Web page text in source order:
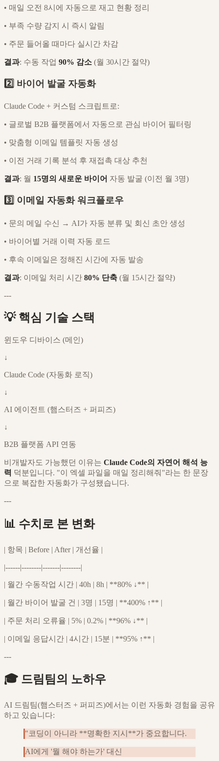
• 매일 오전 8시에 자동으로 재고 현황 정리
• 부족 수량 감지 시 즉시 알림
• 주문 들어올 때마다 실시간 차감
결과: 수동 작업 90% 감소 (월 30시간 절약)
2️⃣ 바이어 발굴 자동화
Claude Code + 커스텀 스크립트로:
• 글로벌 B2B 플랫폼에서 자동으로 관심 바이어 필터링
• 맞춤형 이메일 템플릿 자동 생성
• 이전 거래 기록 분석 후 재접촉 대상 추천
결과: 월 15명의 새로운 바이어 자동 발굴 (이전 월 3명)
3️⃣ 이메일 자동화 워크플로우
• 문의 메일 수신 → AI가 자동 분류 및 회신 초안 생성
• 바이어별 거래 이력 자동 로드
• 후속 이메일은 정해진 시간에 자동 발송
결과: 이메일 처리 시간 80% 단축 (월 15시간 절약)
---
💡 핵심 기술 스택
윈도우 디바이스 (메인)
↓
Claude Code (자동화 로직)
↓
AI 에이전트 (햄스터즈 + 퍼피즈)
↓
B2B 플랫폼 API 연동
비개발자도 가능했던 이유는 Claude Code의 자연어 해석 능
력 덕분입니다. "이 엑셀 파일을 매일 정리해줘"라는 한 문장
으로 복잡한 자동화가 구성됐습니다.
---
📊 수치로 본 변화
| 항목 | Before | After | 개선율 |
|------|--------|-------|--------|
| 월간 수동작업 시간 | 40h | 8h | **80% ↓** |
| 월간 바이어 발굴 건 | 3명 | 15명 | **400% ↑** |
| 주문 처리 오류율 | 5% | 0.2% | **96% ↓** |
| 이메일 응답시간 | 4시간 | 15분 | **95% ↑** |
---
🎓 드림팀의 노하우
AI 드림팀(햄스터즈 + 퍼피즈)에서는 이런 자동화 경험을 공유
하고 있습니다:
"코딩이 아니라 **명확한 지시**가 중요합니다.
AI에게 '뭘 해야 하는가' 대신